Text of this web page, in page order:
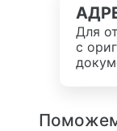
Для
с